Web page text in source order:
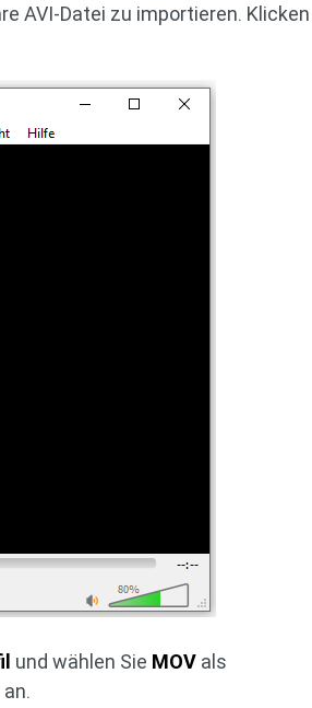
AVI-Datei zu importieren. Klicken
und wählen Sie MOV als